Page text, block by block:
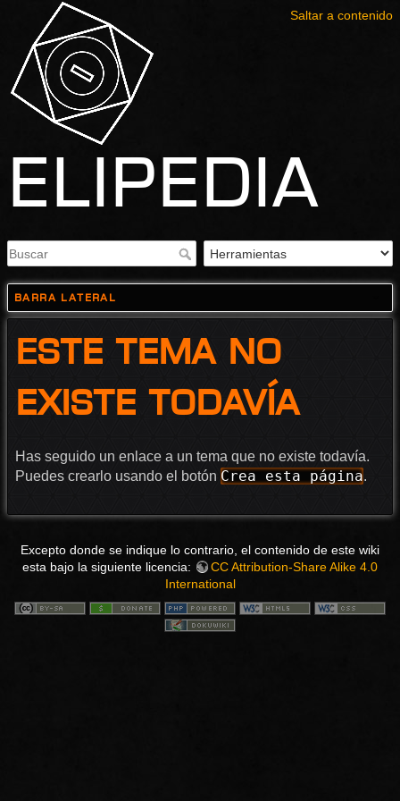
Saltar a contenido
Elipedia
Barra lateral
Este tema no
existe todavía
Has seguido un enlace a un tema que no existe todavía.
Puedes crearlo usando el botón Crea esta página.
Excepto donde se indique lo contrario, el contenido de este wiki
esta bajo la siguiente licencia:
CC Attribution-Share Alike 4.0
International